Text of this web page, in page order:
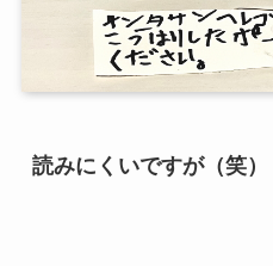
読みにくいですが（笑）